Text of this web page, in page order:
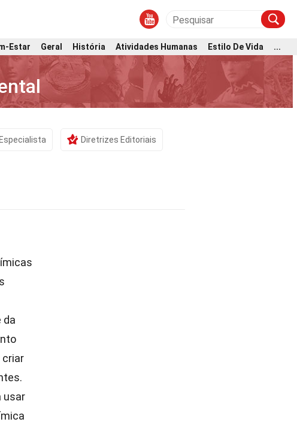
Estar Geral História Atividades Humanas Estilo De Vida
...
Diretrizes Editoriais
da
criar
usar